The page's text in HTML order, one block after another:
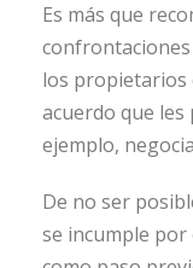
Es más que
los propietarios
acuerdo que
ejemplo,
De no ser
se incumple